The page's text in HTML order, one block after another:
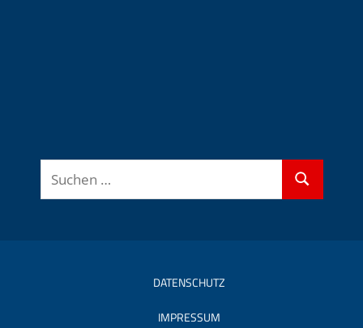
Suchen
nach:
Suchen
DATENSCHUTZ
IMPRESSUM